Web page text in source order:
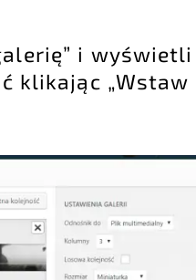
i wyświetli
klikając „Wstaw